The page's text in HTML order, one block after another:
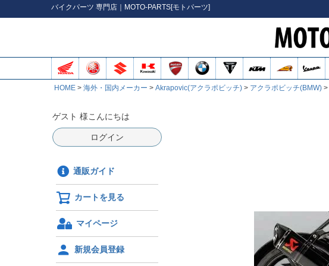
バイクパーツ 専門店｜MOTO-PARTS[モトパーツ]
HOME 海外・国内メーカー Akrapovic(アクラポビッチ) アクラポビッチ(BMW)
ゲスト 様こんにちは
ログイン
通販ガイド
カートを見る
マイページ
新規会員登録